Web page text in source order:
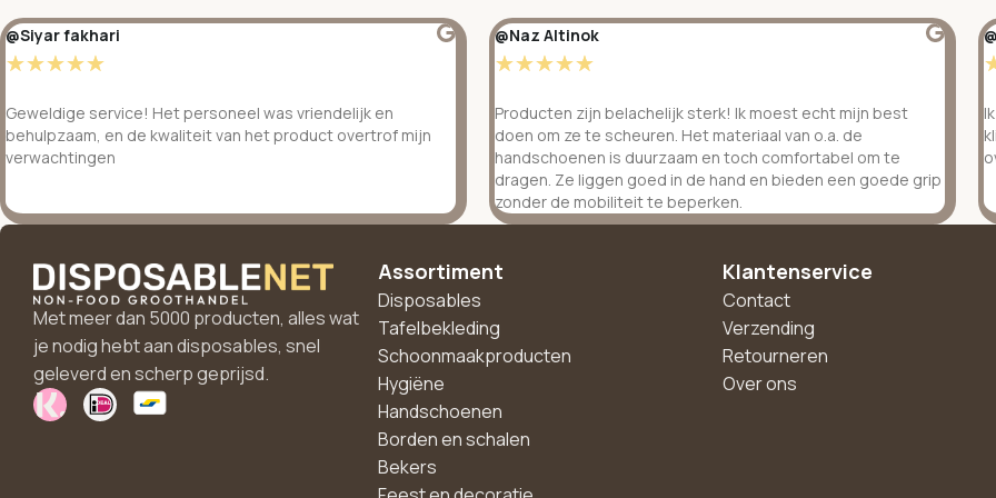
@Siyar fakhari
☆☆☆☆☆
Geweldige service! Het personeel was vriendelijk en
behulpzaam, en de kwaliteit van het product overtrof mijn
verwachtingen
@Naz Altinok
☆☆☆☆☆
Producten zijn belachelijk sterk! Ik moest echt mijn best
doen om ze te scheuren. Het materiaal van o.a. de
handschoenen is duurzaam en toch comfortabel om te
dragen. Ze liggen goed in de hand en bieden een goede grip
zonder de mobiliteit te beperken.
Met meer dan 5000 producten, alles wat
je nodig hebt aan disposables, snel
geleverd en scherp geprijsd.
Assortiment
Disposables
Tafelbekleding
Schoonmaakproducten
Hygiëne
Handschoenen
Borden en schalen
Bekers
Klantenservice
Contact
Verzending
Retourneren
Over ons